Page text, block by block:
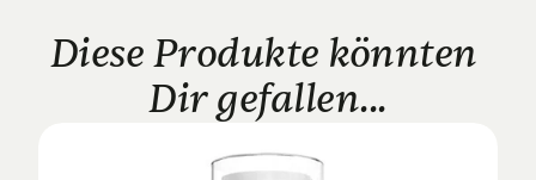
Diese Produkte könnten
Dir gefallen...